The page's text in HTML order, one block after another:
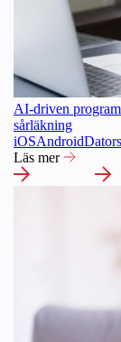
AI-driven
sårläkning
iOSAndroid
Läs mer